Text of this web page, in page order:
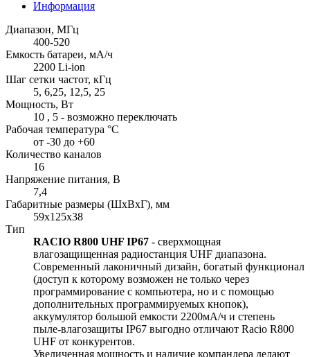
Информация
Диапазон, МГц
400-520
Емкость батареи, мА/ч
2200 Li-ion
Шаг сетки частот, кГц
5, 6,25, 12,5, 25
Мощность, Вт
10 , 5 - возможно переключать
Рабочая температура °С
от -30 до +60
Количество каналов
16
Напряжение питания, В
7,4
Габаритные размеры (ШхВхГ), мм
59х125x38
Тип
RACIO R800 UHF IP67 - сверхмощная
влагозащищенная радиостанция UHF диапазона.
Современный лаконичный дизайн, богатый функционал
(доступ к которому возможен не только через
программирование с компьютера, но и с помощью
дополнительных программируемых кнопок),
аккумулятор большой емкости 2200мА/ч и степень
пыле-влагозащиты IP67 выгодно отличают Racio R800
UHF от конкурентов.
Увеличенная мощность и наличие компандера делают